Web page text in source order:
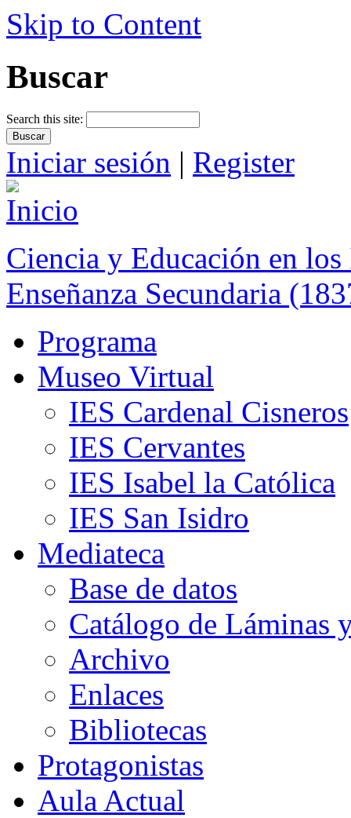
Skip to Content
Buscar
Search this site:
Iniciar sesión | Register
Ciencia y Educación en
Enseñanza Secundaria
Programa
Museo Virtual
IES Cardenal Cisneros
IES Cervantes
IES Isabel la Católica
IES San Isidro
Mediateca
Base de datos
Catálogo de Láminas
Archivo
Enlaces
Bibliotecas
Protagonistas
Aula Actual